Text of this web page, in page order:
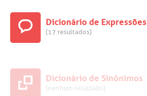
Dicionário de Expressões
(17 resultados)
Dicionário de Sinônimos
(nenhum resultado)